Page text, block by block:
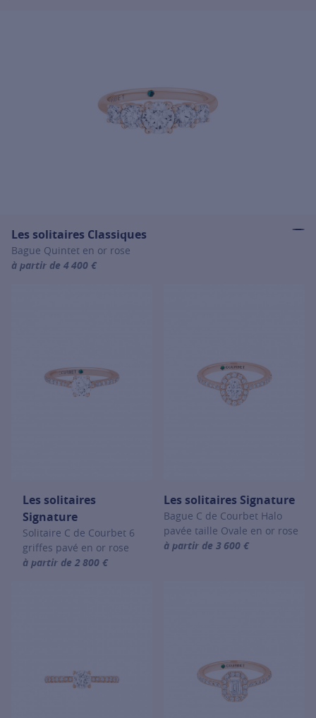
Les solitaires Classiques
Bague Quintet en or rose
à partir de 4 400 €
Les solitaires
Signature
Solitaire C de Courbet 6
griffes pavé en or rose
à partir de 2 800 €
Les solitaires Signature
Bague C de Courbet Halo
pavée taille Ovale en or rose
à partir de 3 600 €